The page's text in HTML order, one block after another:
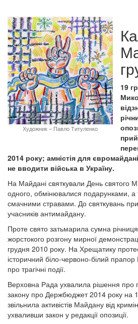
Художник – Павло Титуленко
19
2014 року; амністія для
не вводити війська в Україну.
На Майдані святкували День святого
одного, обмінювалися подарунками, а
смачними стравами. До святкувань
учасників антимайдану.
Проте свято затьмарила сумна річниця
жорстокого розгону мирної
грудня 2010 року. На Хрещатику
історичний біло-червоно-білий прапор
про трагічні події.
Верховна Рада ухвалила рішення про
закону про Держбюджет 2014 року на
звільнила активістів Майдану від
ухваливши закон у редакції опозиції.